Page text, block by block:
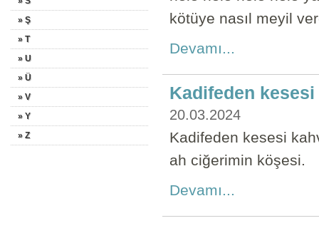
» Ş
» T
» U
» Ü
» V
» Y
» Z
kötüye nasıl meyil
Devamı...
Kadifeden
20.03.2024
Kadifeden kesesi
ah ciğerimin
Devamı...